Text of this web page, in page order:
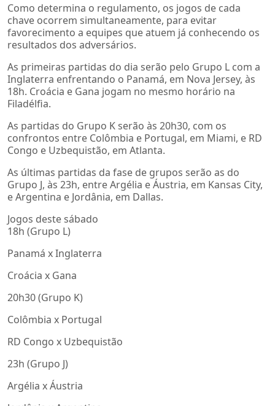
Como determina o regulamento, os jogos de cada
chave ocorrem simultaneamente, para evitar
favorecimento a equipes que atuem já conhecendo os
resultados dos adversários.
As primeiras partidas do dia serão pelo Grupo L com a
Inglaterra enfrentando o Panamá, em Nova Jersey, às
18h. Croácia e Gana jogam no mesmo horário na
Filadélfia.
As partidas do Grupo K serão às 20h30, com os
confrontos entre Colômbia e Portugal, em Miami, e RD
Congo e Uzbequistão, em Atlanta.
As últimas partidas da fase de grupos serão as do
Grupo J, às 23h, entre Argélia e Áustria, em Kansas City,
e Argentina e Jordânia, em Dallas.
Jogos deste sábado
18h (Grupo L)
Panamá x Inglaterra
Croácia x Gana
20h30 (Grupo K)
Colômbia x Portugal
RD Congo x Uzbequistão
23h (Grupo J)
Argélia x Áustria